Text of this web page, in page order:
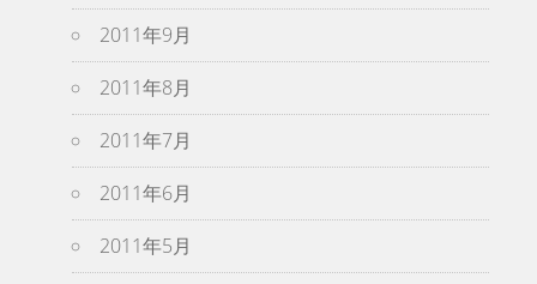
2011年9月
2011年8月
2011年7月
2011年6月
2011年5月